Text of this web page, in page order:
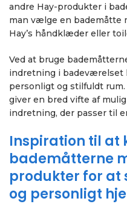
andre Hay-produkter i
man vælge en bademåtte
Hay’s håndklæder eller
Ved at bruge
indretning i badeværelset
personligt og stilfuldt rum.
giver en bred vifte af
indretning, der passer til
Inspiration til at
bademåtterne
produkter for at
og personligt